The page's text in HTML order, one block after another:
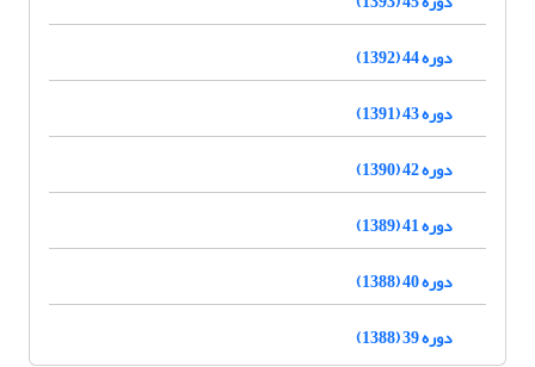
دوره 44 (1392)
دوره 43 (1391)
دوره 42 (1390)
دوره 41 (1389)
دوره 40 (1388)
دوره 39 (1388)